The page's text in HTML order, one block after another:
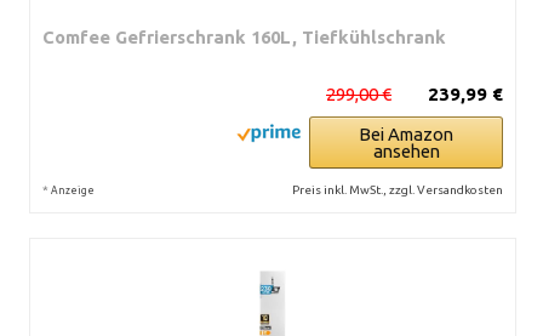
Comfee Gefrierschrank 160L, Tiefkühlschrank
239,99 €
299,00 €
Bei Amazon
ansehen
* Anzeige Preis inkl. MwSt., zzgl. Versandkosten